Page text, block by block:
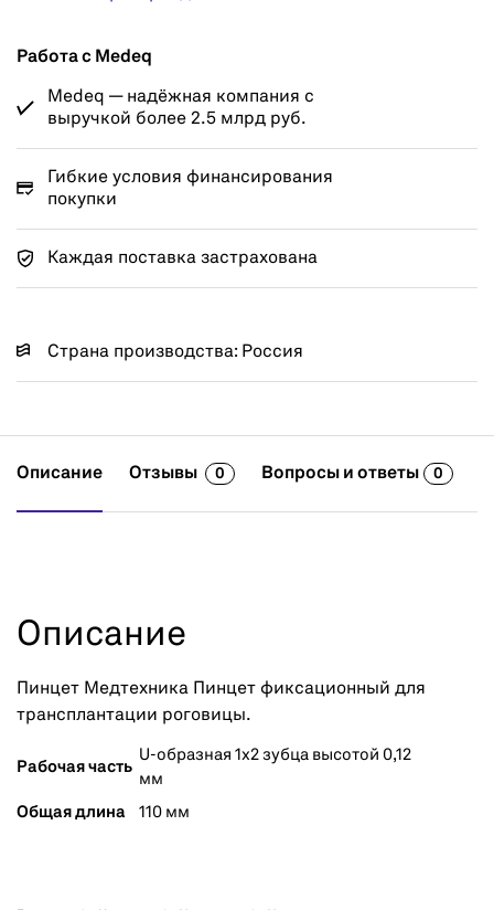
Работа с Medeq
Medeq — надёжная компания с
выручкой более 2.5 млрд руб.
Гибкие условия финансирования
покупки
Каждая поставка застрахована
Страна производства: Россия
Описание Отзывы 0 Вопросы и ответы 0
Описание
Пинцет Медтехника Пинцет фиксационный для
трансплантации роговицы.
Рабочая часть
U-образная 1х2 зубца высотой 0,12
мм
Общая длина
110 мм